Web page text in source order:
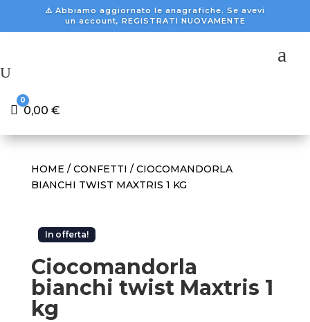
⚠️ Abbiamo aggiornato le anagrafiche. Se avevi
un account, REGISTRATI NUOVAMENTE
a
U
Carrello
0
0,00 €
HOME / CONFETTI / CIOCOMANDORLA
BIANCHI TWIST MAXTRIS 1 KG
In offerta!
Ciocomandorla
bianchi twist Maxtris 1
kg